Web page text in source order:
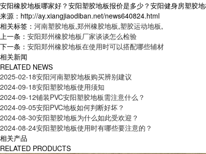
安阳橡胶地板哪家好？安阳塑胶地板报价是多少？安阳健身房塑胶
来源：http://ay.xiangjiaodiban.net/news640824.html
相关标签： 河南塑胶地板,郑州橡胶地板,塑胶运动地板,
上一条： 安阳郑州橡胶地板厂家谈谈怎么检验
下一条： 安阳郑州橡胶地板在使用时可以搭配哪些辅材
相关新闻
RELATED NEWS
2025-02-18安阳河南塑胶地板购买辨别建议
2024-09-18安阳塑胶地板使用须知
2024-09-12铺装PVC安阳塑胶地板需注意什么？
2024-09-05安阳PVC地板如何判断好坏？
2024-08-30安阳塑胶地板为什么如此受欢迎？
2024-08-24安阳塑胶地板使用时有哪些要注意的？
相关产品
RELATED PRODUCTS